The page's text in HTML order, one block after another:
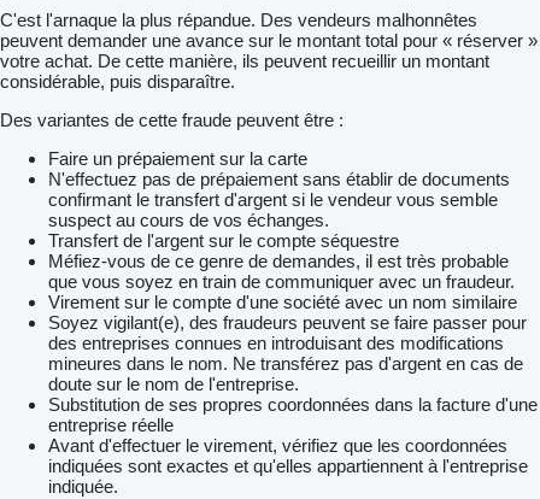
C'est l'arnaque la plus répandue. Des vendeurs malhonnêtes
peuvent demander une avance sur le montant total pour « réserver »
votre achat. De cette manière, ils peuvent recueillir un montant
considérable, puis disparaître.
Des variantes de cette fraude peuvent être :
Faire un prépaiement sur la carte
N'effectuez pas de prépaiement sans établir de documents
confirmant le transfert d'argent si le vendeur vous semble
suspect au cours de vos échanges.
Transfert de l'argent sur le compte séquestre
Méfiez-vous de ce genre de demandes, il est très probable
que vous soyez en train de communiquer avec un fraudeur.
Virement sur le compte d'une société avec un nom similaire
Soyez vigilant(e), des fraudeurs peuvent se faire passer pour
des entreprises connues en introduisant des modifications
mineures dans le nom. Ne transférez pas d'argent en cas de
doute sur le nom de l'entreprise.
Substitution de ses propres coordonnées dans la facture d'une
entreprise réelle
Avant d'effectuer le virement, vérifiez que les coordonnées
indiquées sont exactes et qu'elles appartiennent à l'entreprise
indiquée.